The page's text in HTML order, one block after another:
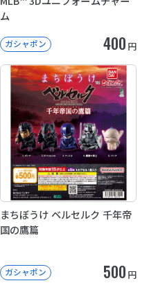
ム
ガシャポン 400 円
まちぼうけ ベルセルク 千年帝
国の鷹篇
ガシャポン 500 円